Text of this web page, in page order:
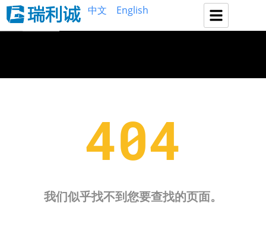
中文 English
404
我们似乎找不到您要查找的页面。